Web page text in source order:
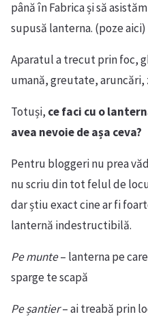
până în Fabrica și să
supusă lanterna. (poze aici)
Aparatul a trecut prin foc,
umană, greutate,
Totuși, ce faci cu o
avea nevoie de așa ceva?
Pentru bloggeri nu prea
nu scriu din tot felul de
dar știu exact cine ar fi
lanternă indestructibilă.
Pe munte– lanterna pe
sparge te scapă
Pe șantier– ai treabă prin